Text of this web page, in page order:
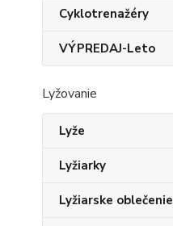
Cyklotrenažéry
VÝPREDAJ-Leto
Lyžovanie
Lyže
Lyžiarky
Lyžiarske oblečenie